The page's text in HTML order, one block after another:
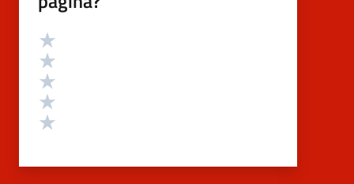
Valutazione